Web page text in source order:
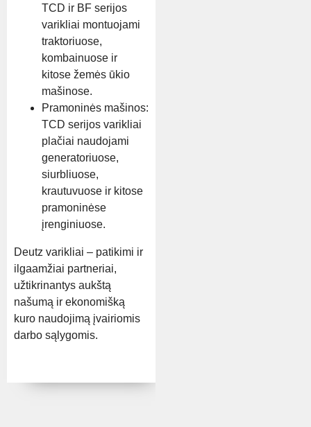
TCD ir BF serijos
varikliai montuojami
traktoriuose,
kombainuose ir
kitose žemės ūkio
mašinose.
Pramoninės mašinos:
TCD serijos varikliai
plačiai naudojami
generatoriuose,
siurbliuose,
krautuvuose ir kitose
pramoninėse
įrenginiuose.
Deutz varikliai – patikimi ir
ilgaamžiai partneriai,
užtikrinantys aukštą
našumą ir ekonomišką
kuro naudojimą įvairiomis
darbo sąlygomis.